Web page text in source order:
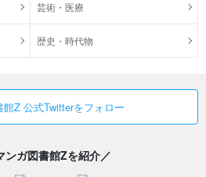
芸術・医療
歴史・時代物
館Z 公式Twitterをフォロー
ンガ図書館Zを紹介／